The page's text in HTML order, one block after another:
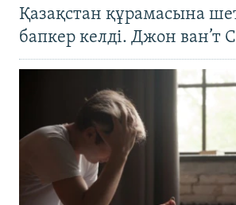
Қазақстан құрамасына
бапкер келді. Джон ван’т